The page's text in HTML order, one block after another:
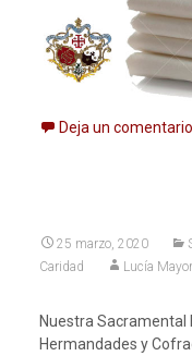
Deja un comentario
25 marzo, 2020
Caridad Lucía
Nuestra Sacramental
Hermandades y